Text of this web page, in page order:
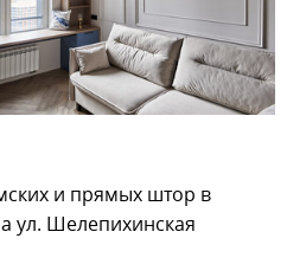
и прямых штор в
ул. Шелепихинская